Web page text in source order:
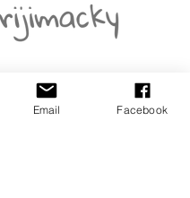
Email Facebook